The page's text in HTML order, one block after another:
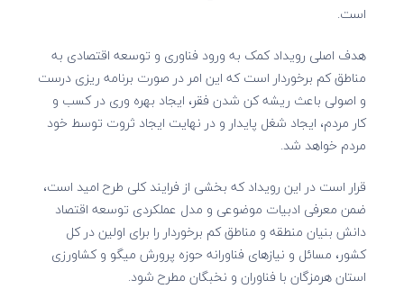
است.
هدف اصلی رویداد کمک به ورود فناوری و توسعه اقتصادی به
مناطق کم برخوردار است که این امر در صورت برنامه ریزی درست
و اصولی باعث ریشه کن شدن فقر، ایجاد بهره وری در کسب و
کار مردم، ایجاد شغل پایدار و در نهایت ایجاد ثروت توسط خود
مردم خواهد شد.
قرار است در این رویداد که بخشی از فرایند کلی طرح امید است،
ضمن معرفی ادبیات موضوعی و مدل عملکردی توسعه اقتصاد
دانش بنیان منطقه و مناطق کم برخوردار را برای اولین در کل
کشور، مسائل و نیازهای فناورانه حوزه پرورش میگو و کشاورزی
استان هرمزگان با فناوران و نخبگان مطرح شود.